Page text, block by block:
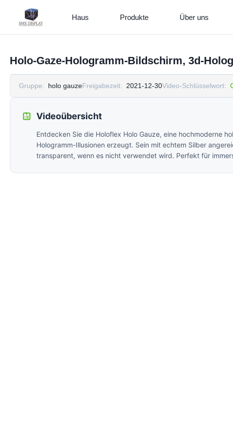
Haus Produkte Über uns
Holo-Gaze-Hologramm-Bildschirm, 3d-
Gruppe: holo gauzeFreigabezeit: 2021-12-30Video-Schlüsselwort:
Videoübersicht
Entdecken Sie die Holoflex Holo Gauze, eine hochmoderne
Hologramm-Illusionen erzeugt. Sein mit echtem Silber
transparent, wenn es nicht verwendet wird. Perfekt für